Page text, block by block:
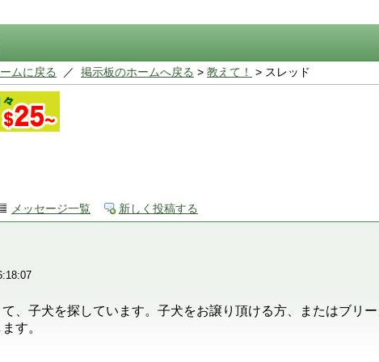
ムに戻る ／ 掲示板のホームへ戻る > 教えて！ > スレッド
メッセージ一覧 新しく投稿する
、子犬を探しています。子犬をお譲り頂ける方、またはブリ
す。